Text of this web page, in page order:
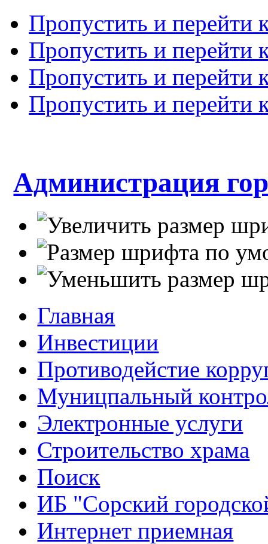
Пропустить и перейти
Пропустить и перейти
Пропустить и перейти
Пропустить и перейти
Администрация
Главная
Инвестиции
Противодейстие
Муницпальный
Электронные услуги
Строительство храма
Поиск
ИБ "Сорский
Интернет приемная